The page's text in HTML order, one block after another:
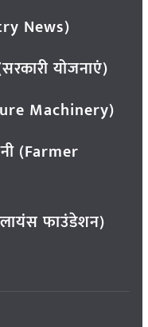
News)
योजनाएं)
Machinery)
(Farmer
फाउंडेशन)